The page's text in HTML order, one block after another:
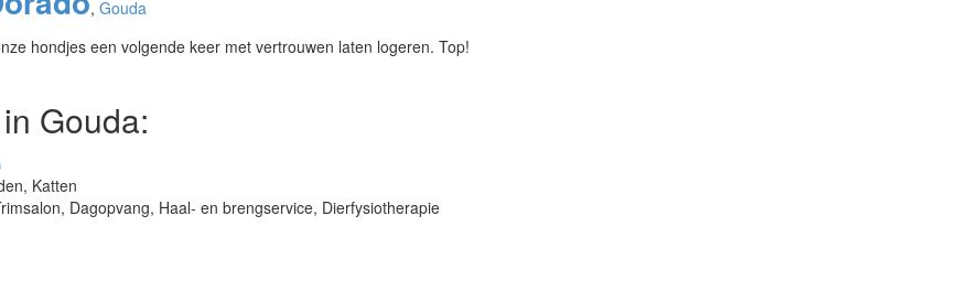
, Gouda
hondjes een volgende keer met vertrouwen laten logeren. Top!
Gouda:
Katten
Dagopvang, Haal- en brengservice, Dierfysiotherapie